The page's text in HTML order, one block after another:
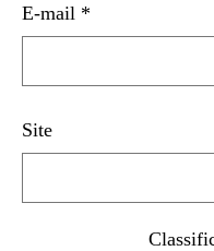
E-mail *
Site